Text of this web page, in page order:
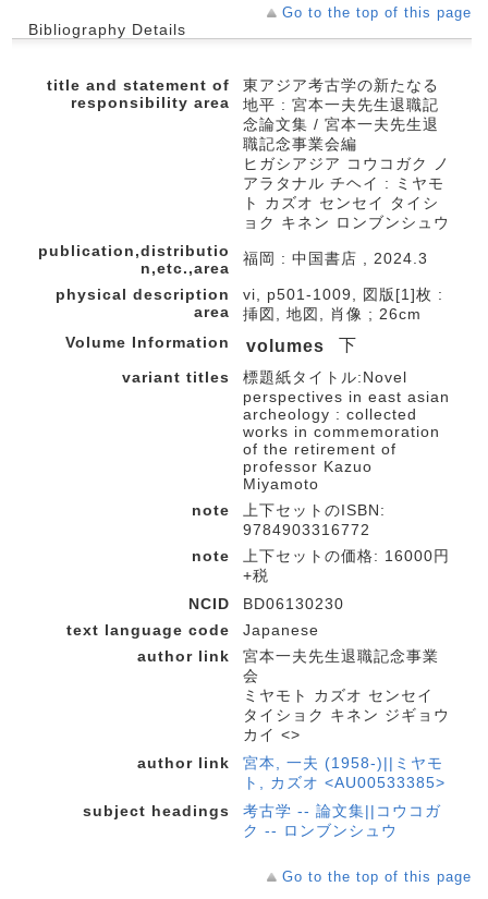
Go to the top of this page
Bibliography Details
title and statement of
responsibility area
東アジア考古学の新たなる
地平 : 宮本一夫先生退職記
念論文集 / 宮本一夫先生退
職記念事業会編
ヒガシアジア コウコガク ノ
アラタナル チヘイ : ミヤモ
ト カズオ センセイ タイシ
ョク キネン ロンブンシュウ
publication,distributio
n,etc.,area
福岡 : 中国書店 , 2024.3
physical description
area
vi, p501-1009, 図版[1]枚 :
挿図, 地図, 肖像 ; 26cm
Volume Information
volumes 下
variant titles
標題紙タイトル:Novel
perspectives in east asian
archeology : collected
works in commemoration
of the retirement of
professor Kazuo
Miyamoto
note
上下セットのISBN:
9784903316772
note
上下セットの価格: 16000円
+税
NCID
BD06130230
text language code
Japanese
author link
宮本一夫先生退職記念事業
会
ミヤモト カズオ センセイ
タイショク キネン ジギョウ
カイ <>
author link
宮本, 一夫 (1958-)||ミヤモ
ト, カズオ <AU00533385>
subject headings
考古学 -- 論文集||コウコガ
ク -- ロンブンシュウ
Go to the top of this page